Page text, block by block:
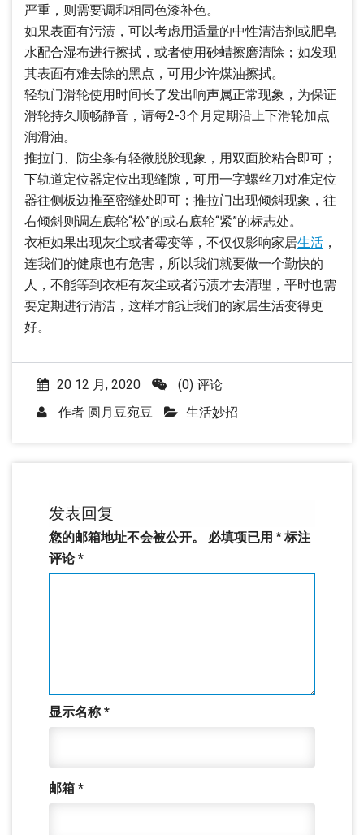
严重，则需要调和相同色漆补色。
如果表面有污渍，可以考虑用适量的中性清洁剂或肥皂
水配合湿布进行擦拭，或者使用砂蜡擦磨清除；如发现
其表面有难去除的黑点，可用少许煤油擦拭。
轻轨门滑轮使用时间长了发出响声属正常现象，为保证
滑轮持久顺畅静音，请每2-3个月定期沿上下滑轮加点
润滑油。
推拉门、防尘条有轻微脱胶现象，用双面胶粘合即可；
下轨道定位器定位出现缝隙，可用一字螺丝刀对准定位
器往侧板边推至密缝处即可；推拉门出现倾斜现象，往
右倾斜则调左底轮“松”的或右底轮“紧”的标志处。
衣柜如果出现灰尘或者霉变等，不仅仅影响家居生活 ，
连我们的健康也有危害，所以我们就要做一个勤快的
人，不能等到衣柜有灰尘或者污渍才去清理，平时也需
要定期进行清洁，这样才能让我们的家居生活变得更
好。
20 12 月, 2020
(0) 评论
作者 圆月豆宛豆 生活妙招
发表回复
您的邮箱地址不会被公开。 必填项已用 * 标注
评论*
显示名称*
邮箱 *